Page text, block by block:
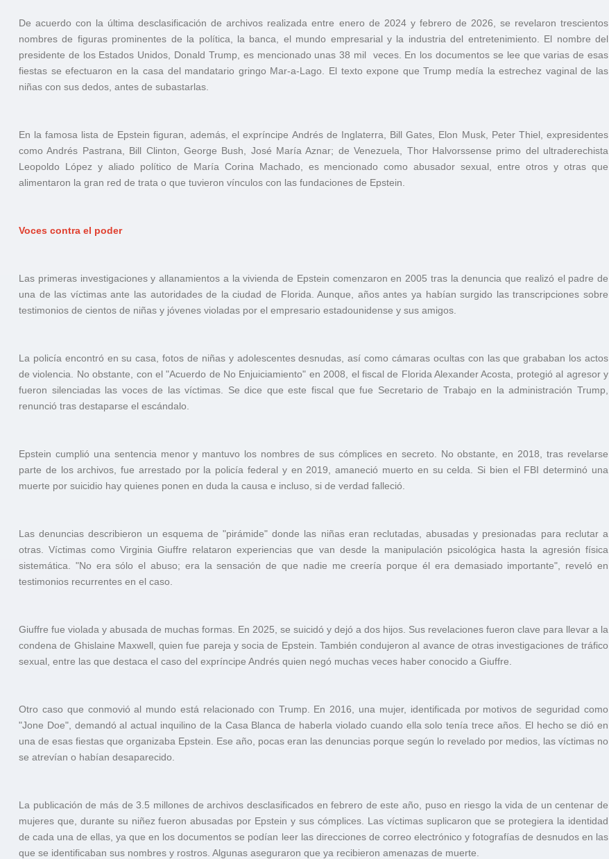
De acuerdo con la última desclasificación de archivos realizada entre enero de 2024 y febrero de 2026, se revelaron trescientos
nombres de figuras prominentes de la política, la banca, el mundo empresarial y la industria del entretenimiento. El nombre del
presidente de los Estados Unidos, Donald Trump, es mencionado unas 38 mil veces. En los documentos se lee que varias de esas
fiestas se efectuaron en la casa del mandatario gringo Mar-a-Lago. El texto expone que Trump medía la estrechez vaginal de las
niñas con sus dedos, antes de subastarlas.
En la famosa lista de Epstein figuran, además, el expríncipe Andrés de Inglaterra, Bill Gates, Elon Musk, Peter Thiel, expresidentes
como Andrés Pastrana, Bill Clinton, George Bush, José María Aznar; de Venezuela, Thor Halvorssense primo del ultraderechista
Leopoldo López y aliado político de María Corina Machado, es mencionado como abusador sexual, entre otros y otras que
alimentaron la gran red de trata o que tuvieron vínculos con las fundaciones de Epstein.
Voces contra el poder
Las primeras investigaciones y allanamientos a la vivienda de Epstein comenzaron en 2005 tras la denuncia que realizó el padre de
una de las víctimas ante las autoridades de la ciudad de Florida. Aunque, años antes ya habían surgido las transcripciones sobre
testimonios de cientos de niñas y jóvenes violadas por el empresario estadounidense y sus amigos.
La policía encontró en su casa, fotos de niñas y adolescentes desnudas, así como cámaras ocultas con las que grababan los actos
de violencia. No obstante, con el "Acuerdo de No Enjuiciamiento" en 2008, el fiscal de Florida Alexander Acosta, protegió al agresor y
fueron silenciadas las voces de las víctimas. Se dice que este fiscal que fue Secretario de Trabajo en la administración Trump,
renunció tras destaparse el escándalo.
Epstein cumplió una sentencia menor y mantuvo los nombres de sus cómplices en secreto. No obstante, en 2018, tras revelarse
parte de los archivos, fue arrestado por la policía federal y en 2019, amaneció muerto en su celda. Si bien el FBI determinó una
muerte por suicidio hay quienes ponen en duda la causa e incluso, si de verdad falleció.
Las denuncias describieron un esquema de "pirámide" donde las niñas eran reclutadas, abusadas y presionadas para reclutar a
otras. Víctimas como Virginia Giuffre relataron experiencias que van desde la manipulación psicológica hasta la agresión física
sistemática. "No era sólo el abuso; era la sensación de que nadie me creería porque él era demasiado importante", reveló en
testimonios recurrentes en el caso.
Giuffre fue violada y abusada de muchas formas. En 2025, se suicidó y dejó a dos hijos. Sus revelaciones fueron clave para llevar a la
condena de Ghislaine Maxwell, quien fue pareja y socia de Epstein. También condujeron al avance de otras investigaciones de tráfico
sexual, entre las que destaca el caso del expríncipe Andrés quien negó muchas veces haber conocido a Giuffre.
Otro caso que conmovió al mundo está relacionado con Trump. En 2016, una mujer, identificada por motivos de seguridad como
"Jone Doe", demandó al actual inquilino de la Casa Blanca de haberla violado cuando ella solo tenía trece años. El hecho se dió en
una de esas fiestas que organizaba Epstein. Ese año, pocas eran las denuncias porque según lo revelado por medios, las víctimas no
se atrevían o habían desaparecido.
La publicación de más de 3.5 millones de archivos desclasificados en febrero de este año, puso en riesgo la vida de un centenar de
mujeres que, durante su niñez fueron abusadas por Epstein y sus cómplices. Las víctimas suplicaron que se protegiera la identidad
de cada una de ellas, ya que en los documentos se podían leer las direcciones de correo electrónico y fotografías de desnudos en las
que se identificaban sus nombres y rostros. Algunas aseguraron que ya recibieron amenazas de muerte.